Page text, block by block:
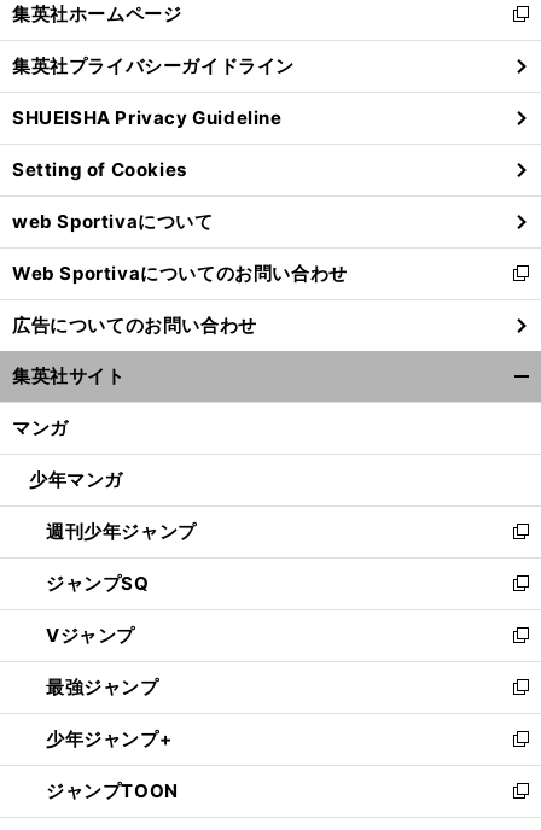
閉
る
集英社ホームページ
新
し
い
ウ
ィ
ン
ド
ウ
で
開
く
集英社プライバシーガイドライン
SHUEISHA Privacy Guideline
Setting of Cookies
web Sportivaについて
Web Sportivaについてのお問い合わせ
新
し
い
ウ
ィ
ン
ウ
開
く
広告についてのお問い合わせ
集英社サイト
マンガ
少年マンガ
週刊少年ジャンプ
新
し
い
ウ
ィ
ン
ド
ウ
で
開
く
ジャンプSQ
新
し
い
ウ
ィ
ン
ド
ウ
で
開
Vジャンプ
新
し
い
ウ
ィ
ン
ド
ウ
最強ジャンプ
新
し
い
ウ
ィ
ン
少年ジャンプ+
新
し
い
ウ
ジャンプTOON
新
し